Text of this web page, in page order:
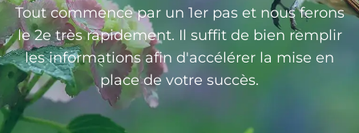
Tout commence par un 1er pas et nous ferons
le 2e très rapidement. Il suffit de bien remplir
les informations afin d'accélérer la mise en
place de votre succès.